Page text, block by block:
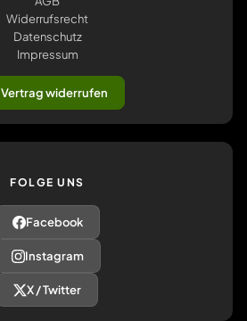
Widerrufsrecht
Datenschutz
Impressum
Vertrag widerrufen
FOLGE UNS
Facebook
Instagram
X / Twitter